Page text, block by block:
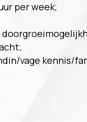
per week;
vage kennis/